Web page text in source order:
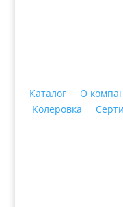
Каталог О
Колеровка